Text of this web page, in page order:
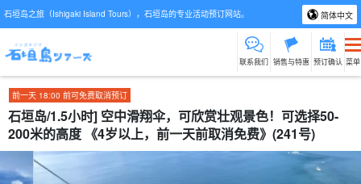
石垣岛之旅（Ishigaki Island Tours），石垣岛的专业活动预订网站。 简体中文
联系我们 销售与特惠 预订确认 菜单
前一天 18:00 前可免费取消预订
石垣岛/1.5小时] 空中滑翔伞，可欣赏壮观景色！可选择50-
200米的高度 《4岁以上，前一天前取消免费》(241号)